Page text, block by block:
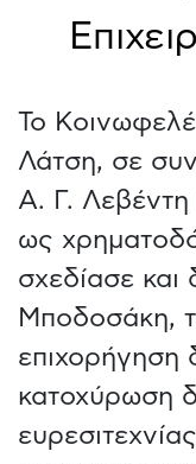
Το
Λάτση, σε
Α. Γ. Λεβέντη
ως
σχεδίασε και
Μποδοσάκη,
επιχορήγηση
κατοχύρωση